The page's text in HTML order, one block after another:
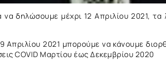
να δηλώσουμε μέχρι 12 Απριλίου 2021,
Απριλίου 2021 μπορούμε να κάνουμε
COVID Μαρτίου έως Δεκεμβρίου 2020